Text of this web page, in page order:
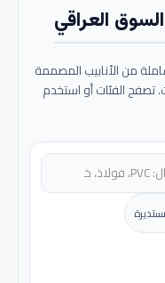
العراقي
من الأنابيب المصممة
تصفح الفئات أو استخدم